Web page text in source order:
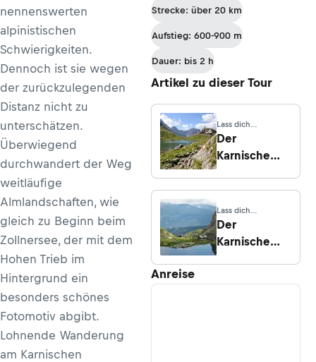
nennenswerten
alpinistischen
Schwierigkeiten.
Dennoch ist sie wegen
der zurückzulegenden
Distanz nicht zu
unterschätzen.
Überwiegend
durchwandert der Weg
weitläufige
Almlandschaften, wie
gleich zu Beginn beim
Zollnersee, der mit dem
Hohen Trieb im
Hintergrund ein
besonders schönes
Fotomotiv abgibt.
Lohnende Wanderung
am Karnischen
Karnischen
Höhenweg -
Etappe 2:
Zollnersee
Strecke: über 20 km
Aufstieg: 600-900 m
Dauer: bis 2 h
Artikel zu dieser Tour
Lass dich
inspirieren
Der
Karnische
Alle Etappen
und Hütten
Lass dich
inspirieren
Der
Karnische
Anreise